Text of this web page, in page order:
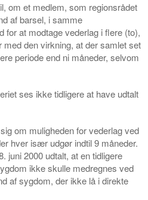
om et medlem, som regionsrådet
af barsel, i samme
for at modtage vederlag i flere (to),
den virkning, at der samlet set
periode end ni måneder, selvom
ses ikke tidligere at have udtalt
om muligheden for vederlag ved
hver især udgør indtil 9 måneder.
juni 2000 udtalt, at en tidligere
ikke skulle medregnes ved
af sygdom, der ikke lå i direkte